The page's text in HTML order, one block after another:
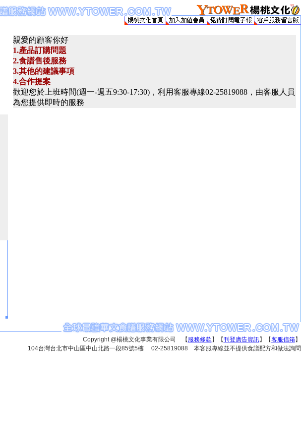
親愛的顧客你好
1.產品訂購問題
2.食譜售後服務
3.其他的建議事項
4.合作提案
歡迎您於上班時間(週一-週五9:30-17:30)，利用客服專線02-25819088，由客服人員
為您提供即時的服務
Copyright @楊桃文化事業有限公司 【 服務條款 】【刊登廣告資訊】【客服信箱】
104台灣台北市中山區中山北路一段85號5樓 02-25819088 本客服專線並不提供食譜配方和做法詢問